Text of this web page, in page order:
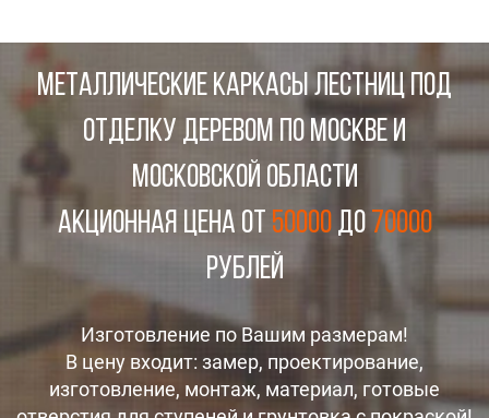
МЕТАЛЛИЧЕСКИЕ КАРКАСЫ ЛЕСТНИЦ ПОД
ОТДЕЛКУ ДЕРЕВОМ ПО МОСКВЕ И
МОСКОВСКОЙ ОБЛАСТИ
Акционная цена от 50000до 70000
рублей
Изготовление по Вашим размерам!
В цену входит: замер, проектирование,
изготовление, монтаж, материал, готовые